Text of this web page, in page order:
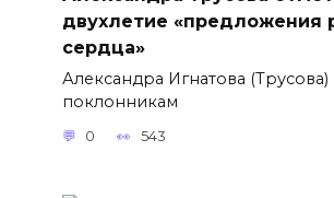
двухлетие «предложения
сердца»
Александра Игнатова
поклонникам
0 543